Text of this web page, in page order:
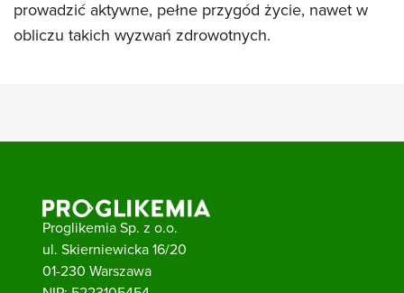
prowadzić aktywne, pełne przygód życie, nawet w
obliczu takich wyzwań zdrowotnych.
Proglikemia Sp. z o.o.
ul. Skierniewicka 16/20
01-230 Warszawa